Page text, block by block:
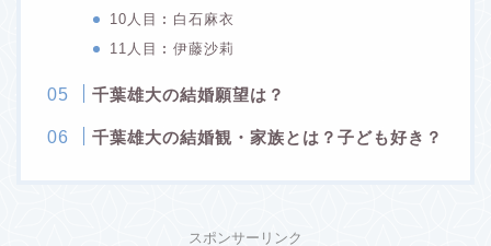
10人目︰白石麻衣
11人目︰伊藤沙莉
千葉雄大の結婚願望は？
千葉雄大の結婚観・家族とは？子ども好き？
スポンサーリンク